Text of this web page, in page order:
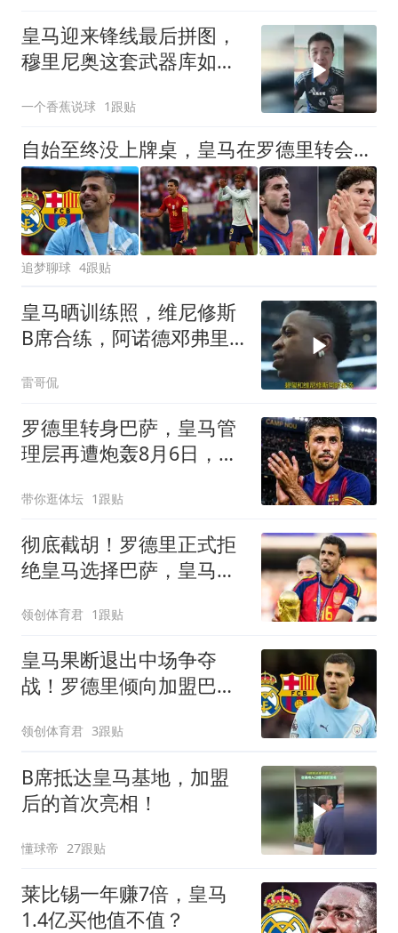
皇马迎来锋线最后拼图，
穆里尼奥这套武器库如何
一个香蕉说球 1跟贴
自始至终没上牌桌，皇马在罗德里转会中扮演了什么？
追梦聊球 4跟贴
皇马晒训练照，维尼修斯
B席合练，阿诺德邓弗里
雷哥侃
罗德里转身巴萨，皇马管
理层再遭炮轰8月6日，一
SergioValentín的爆料，
直接撕开了皇马转会窗口
最尴尬的一页
带你逛体坛 1跟贴
彻底截胡！罗德里正式拒
绝皇马选择巴萨，皇马拖
领创体育君 1跟贴
皇马果断退出中场争夺
战！罗德里倾向加盟巴
领创体育君 3跟贴
B席抵达皇马基地，加盟
后的首次亮相！
懂球帝 27跟贴
莱比锡一年赚7倍，皇马
1.4亿买他值不值？